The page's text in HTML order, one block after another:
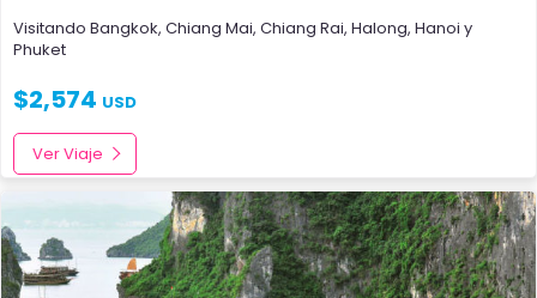
Visitando Bangkok, Chiang Mai, Chiang Rai, Halong, Hanoi y
Phuket
$2,574 USD
Ver Viaje